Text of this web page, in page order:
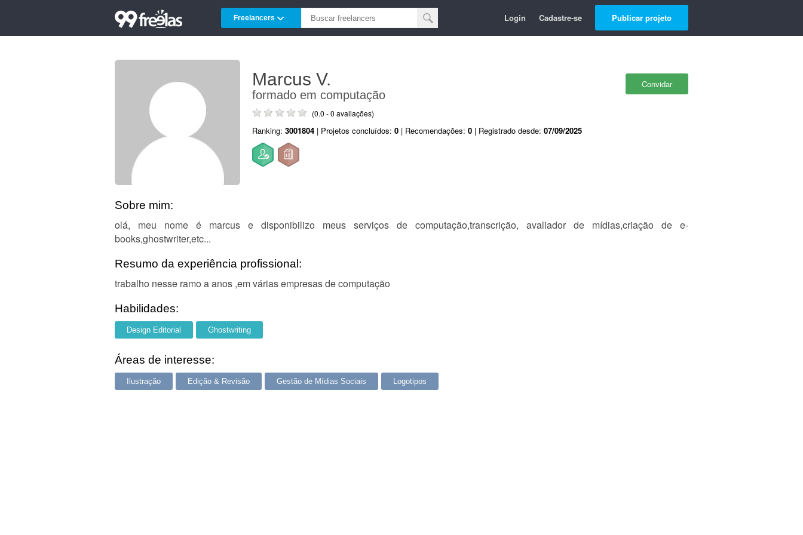
Freelancers Login Cadastre-se Publicar projeto
Convidar
Marcus V.
formado em computação
(0.0 - 0 avaliações)
Ranking: 3001804 | Projetos concluídos: 0 | Recomendações: 0 | Registrado desde: 07/09/2025
Sobre mim:
olá, meu nome é marcus e disponibilizo meus serviços de computação,transcrição, avaliador de mídias,criação de e-
books,ghostwriter,etc...
Resumo da experiência profissional:
trabalho nesse ramo a anos ,em várias empresas de computação
Habilidades:
Design Editorial Ghostwriting
Áreas de interesse:
Ilustração Edição & Revisão Gestão de Mídias Sociais Logotipos